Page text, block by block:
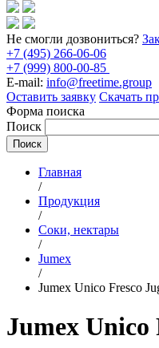
Не смогли дозвониться?
+7 (495) 266-06-06
+7 (999) 800-00-85
E-mail: info@freetime.group
Оставить заявку Скачать
Форма поиска
Поиск
Главная
/
Продукция
/
Соки, нектары
/
Jumex
/
Jumex Unico Fresco
Jumex Unico